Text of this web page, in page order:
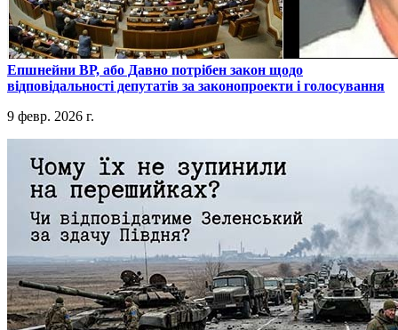
​Епшнейни ВР, або Давно потрібен закон щодо
відповідальності депутатів за законопроекти і голосування
9 февр. 2026 г.